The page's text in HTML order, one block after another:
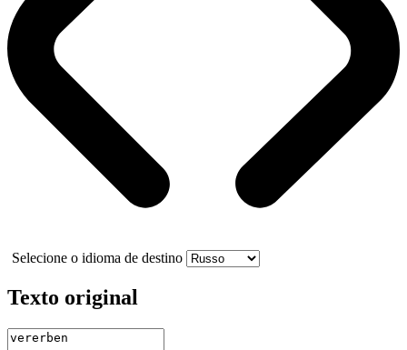
Selecione o idioma de destino
Texto original